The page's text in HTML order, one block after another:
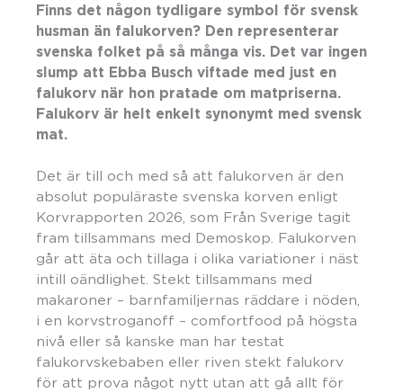
Finns det någon tydligare symbol för svensk
husman än falukorven? Den representerar
svenska folket på så många vis. Det var ingen
slump att Ebba Busch viftade med just en
falukorv när hon pratade om matpriserna.
Falukorv är helt enkelt synonymt med svensk
mat.
Det är till och med så att falukorven är den
absolut populäraste svenska korven enligt
Korvrapporten 2026, som Från Sverige tagit
fram tillsammans med Demoskop. Falukorven
går att äta och tillaga i olika variationer i näst
intill oändlighet. Stekt tillsammans med
makaroner – barnfamiljernas räddare i nöden,
i en korvstroganoff – comfortfood på högsta
nivå eller så kanske man har testat
falukorvskebaben eller riven stekt falukorv
för att prova något nytt utan att gå allt för